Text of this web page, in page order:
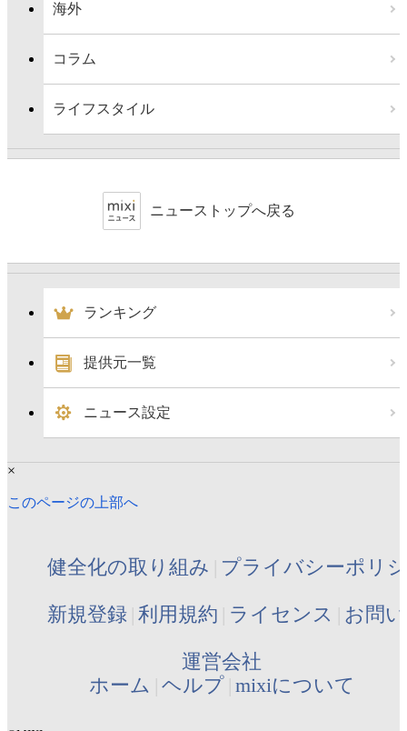
海外
コラム
ライフスタイル
ニューストップへ戻る
ランキング
提供元一覧
ニュース設定
×
このページの上部へ
健全化の取り組み プライバシーポリ
新規登録 利用規約 ライセンス お問
運営会社
ホーム ヘルプ mixiについて